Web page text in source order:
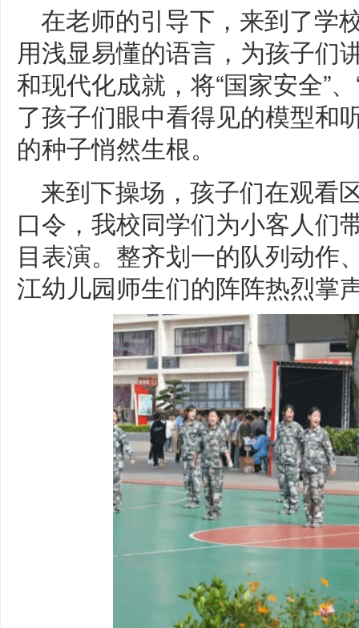
在老师的引导下，来到了学
用浅显易懂的语言，为孩子们
和现代化成就，将“国家安全”
了孩子们眼中看得见的模型和
的种子悄然生根。
来到下操场，孩子们在观看
口令，我校同学们为小客人们
目表演。整齐划一的队列动作
江幼儿园师生们的阵阵热烈掌